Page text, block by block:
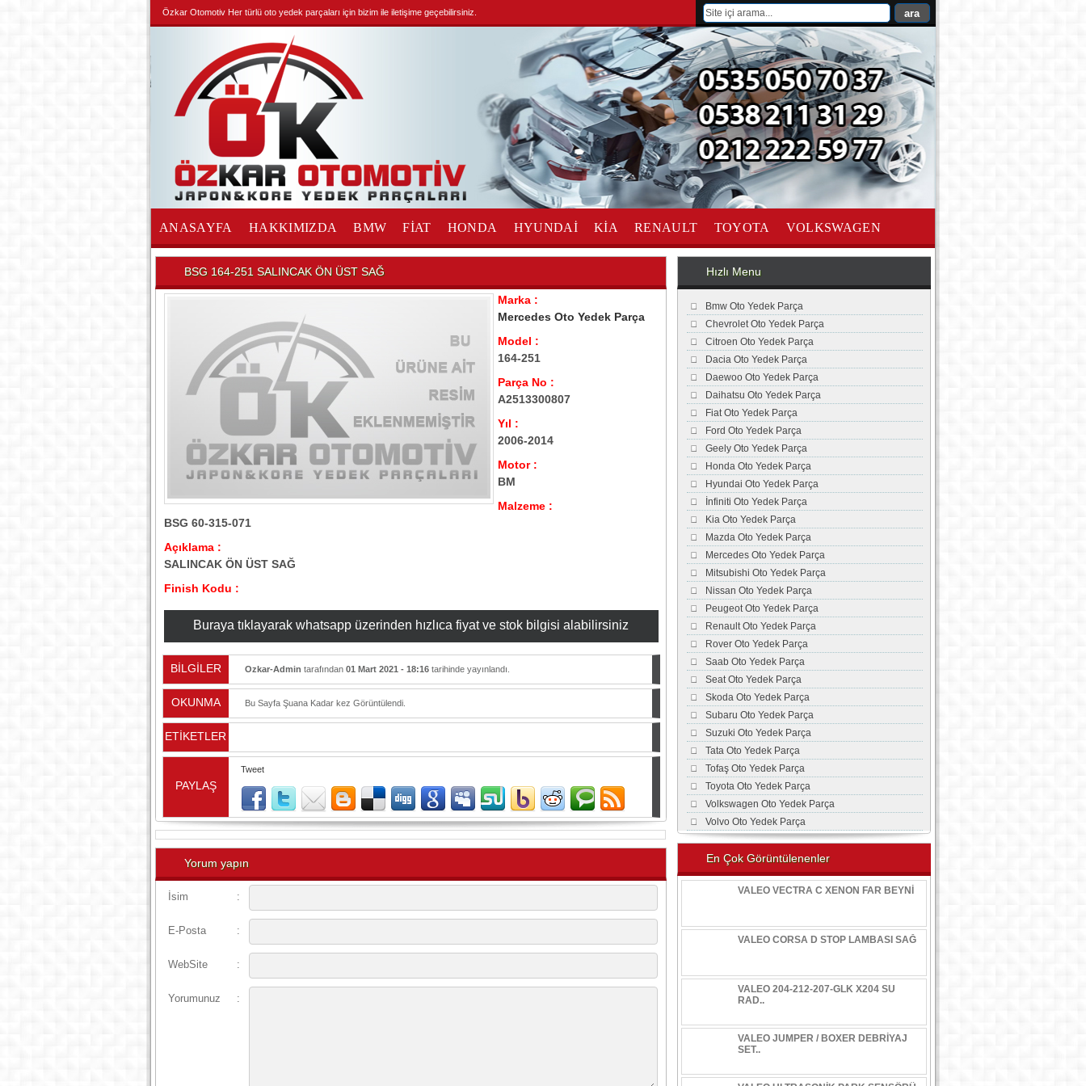
Özkar Otomotiv Her türlü oto yedek parçaları için bizim ile iletişime geçebilirsiniz.
ANASAYFA HAKKIMIZDA BMW FİAT HONDA HYUNDAİ KİA RENAULT TOYOTA VOLKSWAGEN
İLETİŞİM
BSG 164-251 SALINCAK ÖN ÜST SAĞ
Marka :
Mercedes Oto Yedek Parça
Model :
164-251
Parça No :
A2513300807
Yıl :
2006-2014
Motor :
BM
Malzeme :
BSG 60-315-071
Açıklama :
SALINCAK ÖN ÜST SAĞ
Finish Kodu :
Buraya tıklayarak whatsapp üzerinden hızlıca fiyat ve stok bilgisi alabilirsiniz
BİLGİLER Ozkar-Admin tarafından 01 Mart 2021 - 18:16tarihinde yayınlandı.
OKUNMA Bu Sayfa Şuana Kadar kez Görüntülendi.
ETİKETLER
PAYLAŞ
Tweet
Yorum yapın
İsim :
E-Posta :
WebSite :
Yorumunuz :
Hızlı Menu
Bmw Oto Yedek Parça
Chevrolet Oto Yedek Parça
Citroen Oto Yedek Parça
Dacia Oto Yedek Parça
Daewoo Oto Yedek Parça
Daihatsu Oto Yedek Parça
Fiat Oto Yedek Parça
Ford Oto Yedek Parça
Geely Oto Yedek Parça
Honda Oto Yedek Parça
Hyundai Oto Yedek Parça
İnfiniti Oto Yedek Parça
Kia Oto Yedek Parça
Mazda Oto Yedek Parça
Mercedes Oto Yedek Parça
Mitsubishi Oto Yedek Parça
Nissan Oto Yedek Parça
Peugeot Oto Yedek Parça
Renault Oto Yedek Parça
Rover Oto Yedek Parça
Saab Oto Yedek Parça
Seat Oto Yedek Parça
Skoda Oto Yedek Parça
Subaru Oto Yedek Parça
Suzuki Oto Yedek Parça
Tata Oto Yedek Parça
Tofaş Oto Yedek Parça
Toyota Oto Yedek Parça
Volkswagen Oto Yedek Parça
Volvo Oto Yedek Parça
En Çok Görüntülenenler
VALEO VECTRA C XENON FAR BEYNİ
VALEO CORSA D STOP LAMBASI SAĞ
VALEO 204-212-207-GLK X204 SU
RAD..
VALEO JUMPER / BOXER DEBRİYAJ
SET..